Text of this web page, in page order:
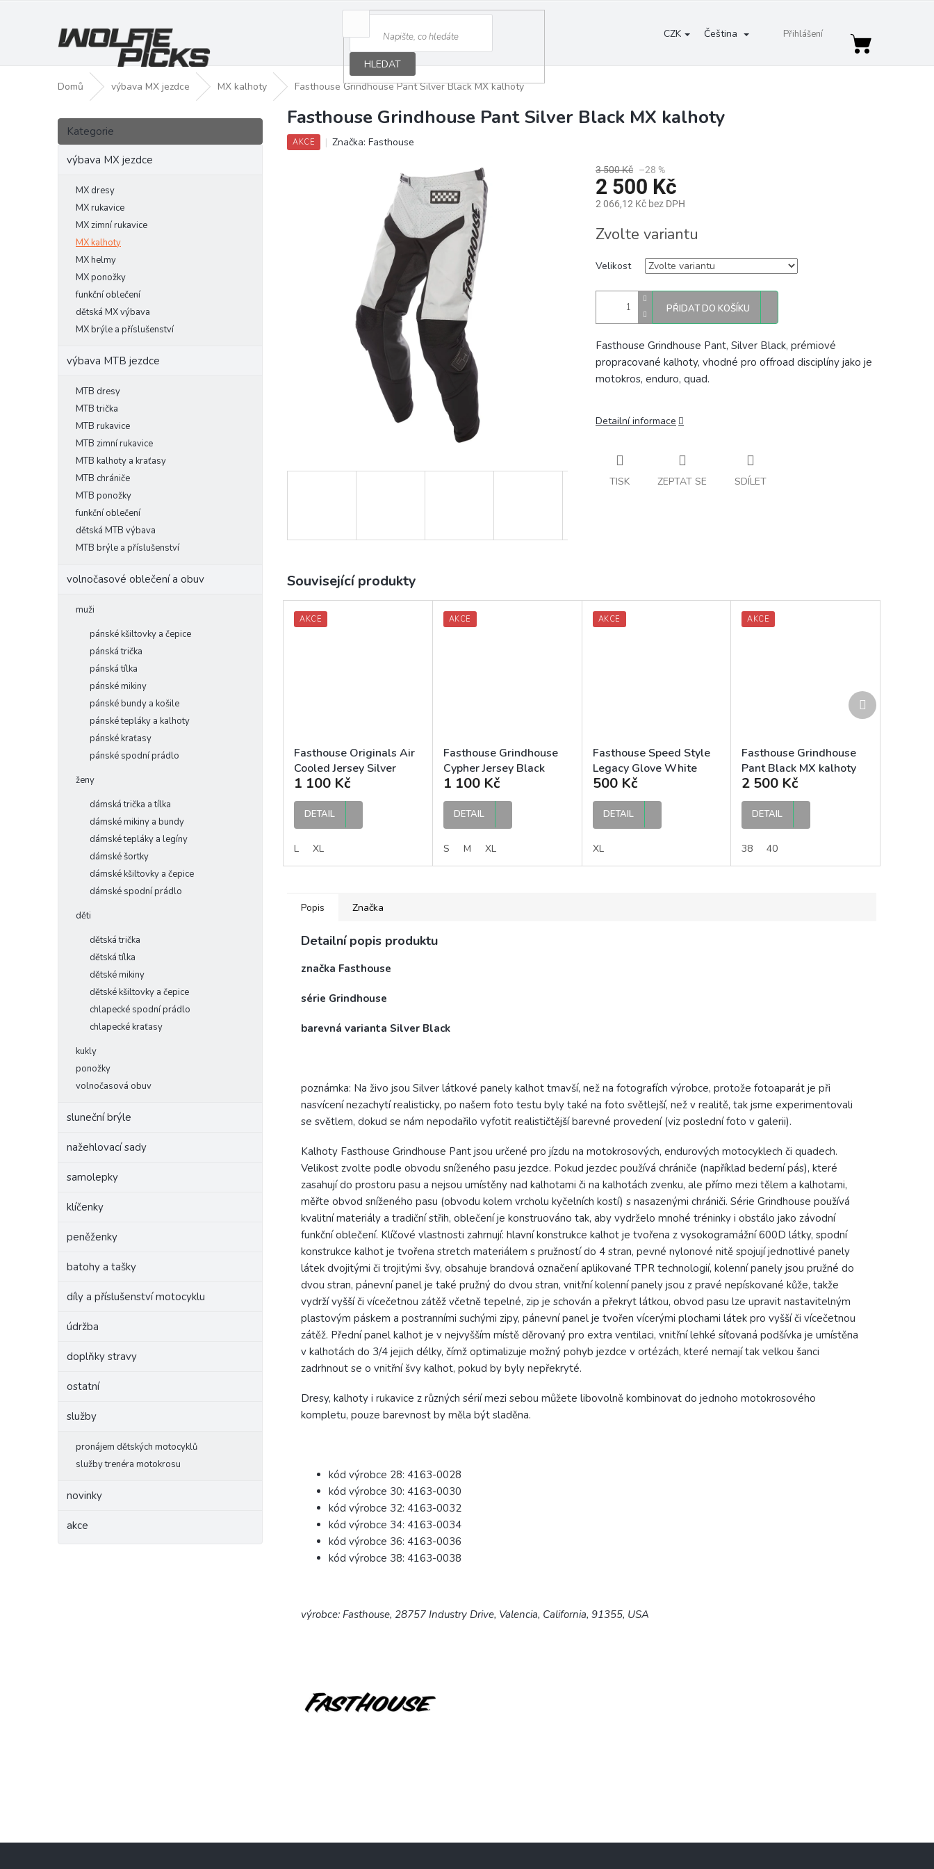
CZK Čeština Přihlášení
HLEDAT
Nákupní
Domů výbava MX jezdce MX kalhoty Fasthouse Grindhouse Pant Silver Black MX kalhoty
P
s
Přeskočit
kategorie
Kategorie
výbava MX jezdce
MX dresy
MX rukavice
MX zimní rukavice
MX kalhoty
MX helmy
MX ponožky
funkční oblečení
dětská MX výbava
MX brýle a příslušenství
výbava MTB jezdce
MTB dresy
MTB trička
MTB rukavice
MTB zimní rukavice
MTB kalhoty a kraťasy
MTB chrániče
MTB ponožky
funkční oblečení
dětská MTB výbava
MTB brýle a příslušenství
volnočasové oblečení a obuv
muži
pánské kšiltovky a čepice
pánská trička
pánská tílka
pánské mikiny
pánské bundy a košile
pánské tepláky a kalhoty
pánské kraťasy
pánské spodní prádlo
ženy
dámská trička a tílka
dámské mikiny a bundy
dámské tepláky a legíny
dámské šortky
dámské kšiltovky a čepice
dámské spodní prádlo
děti
dětská trička
dětská tílka
dětské mikiny
dětské kšiltovky a čepice
chlapecké spodní prádlo
chlapecké kraťasy
kukly
ponožky
volnočasová obuv
sluneční brýle
nažehlovací sady
samolepky
klíčenky
peněženky
batohy a tašky
díly a příslušenství motocyklu
údržba
doplňky stravy
ostatní
služby
pronájem dětských motocyklů
služby trenéra motokrosu
novinky
akce
Fasthouse Grindhouse Pant Silver Black MX kalhoty
AKCE Značka: Fasthouse
3 500 Kč –28 %
2 500 Kč
2 066,12 Kč bez DPH
cena:
Zvolte variantu
Velikost
PŘIDAT DO KOŠÍKU
Fasthouse Grindhouse Pant, Silver Black, prémiové
propracované kalhoty, vhodné pro offroad disciplíny jako je
motokros, enduro, quad.
Detailní informace
TISK ZEPTAT SE SDÍLET
Související produkty
AKCE
Fasthouse Originals Air
Cooled Jersey Silver
Black MX dres
1 100 Kč
DETAIL
L XL
AKCE
Fasthouse Grindhouse
Cypher Jersey Black
Silver MX dres
1 100 Kč
DETAIL
S M XL
AKCE
Fasthouse Speed Style
Legacy Glove White
Black MX rukavice
500 Kč
DETAIL
XL
AKCE
Fasthouse Grindhouse
Pant Black MX kalhoty
2 500 Kč
DETAIL
38 40
Další
produkt
Popis Značka
Detailní popis produktu
značka Fasthouse
série Grindhouse
barevná varianta Silver Black
poznámka: Na živo jsou Silver látkové panely kalhot tmavší, než na fotografích výrobce, protože fotoaparát je při
nasvícení nezachytí realisticky, po našem foto testu byly také na foto světlejší, než v realitě, tak jsme experimentovali
se světlem, dokud se nám nepodařilo vyfotit realističtější barevné provedení (viz poslední foto v galerii).
Kalhoty Fasthouse Grindhouse Pant jsou určené pro jízdu na motokrosových, endurových motocyklech či quadech.
Velikost zvolte podle obvodu sníženého pasu jezdce. Pokud jezdec používá chrániče (například bederní pás), které
zasahují do prostoru pasu a nejsou umístěny nad kalhotami či na kalhotách zvenku, ale přímo mezi tělem a kalhotami,
měřte obvod sníženého pasu (obvodu kolem vrcholu kyčelních kostí) s nasazenými chrániči. Série Grindhouse používá
kvalitní materiály a tradiční střih, oblečení je konstruováno tak, aby vydrželo mnohé tréninky i obstálo jako závodní
funkční oblečení. Klíčové vlastnosti zahrnují: hlavní konstrukce kalhot je tvořena z vysokogramážní 600D látky, spodní
konstrukce kalhot je tvořena stretch materiálem s pružností do 4 stran, pevné nylonové nitě spojují jednotlivé panely
látek dvojitými či trojitými švy, obsahuje brandová označení aplikované TPR technologií, kolenní panely jsou pružné do
dvou stran, pánevní panel je také pružný do dvou stran, vnitřní kolenní panely jsou z pravé nepískované kůže, takže
vydrží vyšší či vícečetnou zátěž včetně tepelné, zip je schován a překryt látkou, obvod pasu lze upravit nastavitelným
plastovým páskem a postranními suchými zipy, pánevní panel je tvořen vícerými plochami látek pro vyšší či vícečetnou
zátěž. Přední panel kalhot je v nejvyšším místě děrovaný pro extra ventilaci, vnitřní lehké síťovaná podšívka je umístěna
v kalhotách do 3/4 jejich délky, čímž optimalizuje možný pohyb jezdce v ortézách, které nemají tak velkou šanci
zadrhnout se o vnitřní švy kalhot, pokud by byly nepřekryté.
Dresy, kalhoty i rukavice z různých sérií mezi sebou můžete libovolně kombinovat do jednoho motokrosového
kompletu, pouze barevnost by měla být sladěna.
kód výrobce 28: 4163-0028
kód výrobce 30: 4163-0030
kód výrobce 32: 4163-0032
kód výrobce 34: 4163-0034
kód výrobce 36: 4163-0036
kód výrobce 38: 4163-0038
výrobce: Fasthouse, 28757 Industry Drive, Valencia, California, 91355, USA